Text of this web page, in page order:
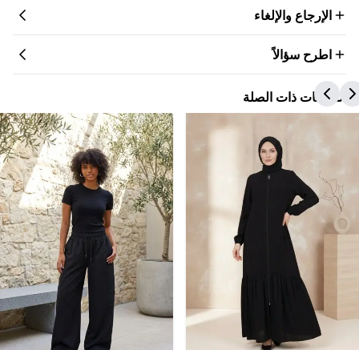
الإرجاع والإلغاء
اطرح سؤالاً
المنتجات ذات الصلة